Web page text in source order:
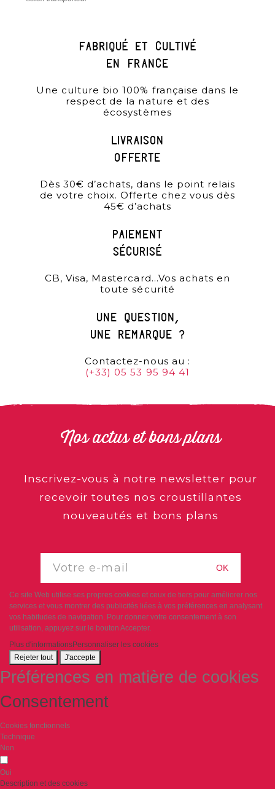
Fabriqué et cultivé
en france
Une culture bio 100% française dans le
respect de la nature et des
écosystèmes
Livraison
offerte
Dès 30€ d’achats, dans le point relais
de votre choix. Offerte chez vous dès
45€ d’achats
paiement
sécurisé
CB, Visa, Mastercard…Vos achats en
toute sécurité
une question,
une remarque ?
Contactez-nous au :
(+33) 05 53 95 94 41
Nos actus et bons plans
Inscrivez-vous à notre newsletter pour
recevoir toutes nos croustillantes
nouveautés et bons plans
OK
Ce site Web utilise ses propres cookies et ceux de tiers pour améliorer nos
services et vous montrer des publicités liées à vos préférences en analysant
vos habitudes de navigation. Pour donner votre consentement à son
utilisation, appuyez sur le bouton Accepter.
Plus d'informationsPersonnaliser les cookies
Rejeter tout
J'accepte
Préférences en matière de cookies
Consentement
Cookies fonctionnels
Technique
Non
Oui
Description et des cookies